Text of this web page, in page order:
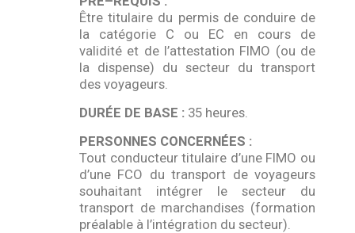
Être titulaire du permis de conduire de
la catégorie C ou EC en cours de
validité et de l’attestation FIMO (ou de
la dispense) du secteur du transport
des voyageurs.
DURÉE DE BASE : 35 heures.
PERSONNES CONCERNÉES :
Tout conducteur titulaire d’une FIMO ou
d’une FCO du transport de voyageurs
souhaitant intégrer le secteur du
transport de marchandises (formation
préalable à l’intégration du secteur).